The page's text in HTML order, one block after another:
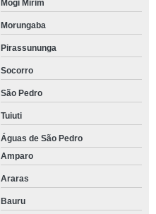
Mogi Mirim
Morungaba
Pirassununga
Socorro
São Pedro
Tuiuti
Águas de São Pedro
Amparo
Araras
Bauru